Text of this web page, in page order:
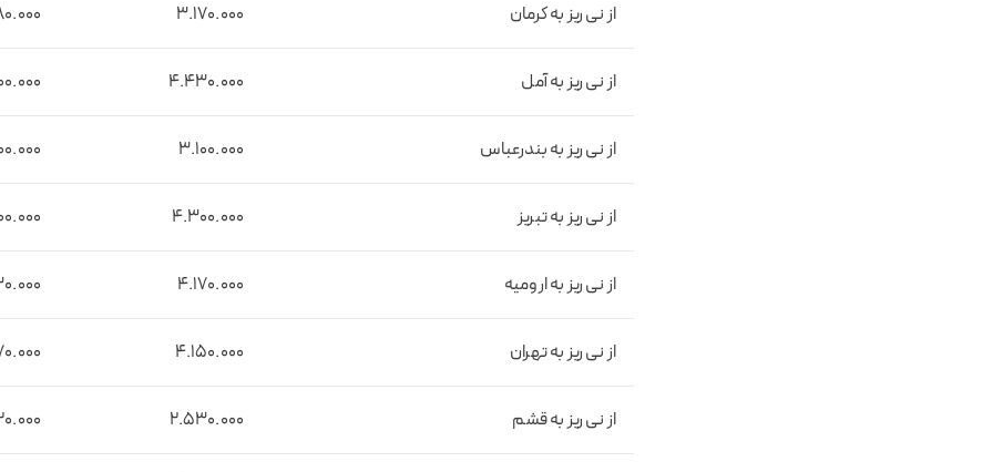
از نی ریز به کرمان ۳.۱۷0.000
از نی ریز به آمل ۴.۴۳0.000
از نی ریز به بندر‌عباس ۳.۱00.000
از نی ریز به تبریز ۴.۳۰0.000
از نی ریز به ارومیه ۴.۱۷0.000
از نی ریز به تهران ۴.۱۵0.000
از نی ریز به قشم ۲.۵۳0.000